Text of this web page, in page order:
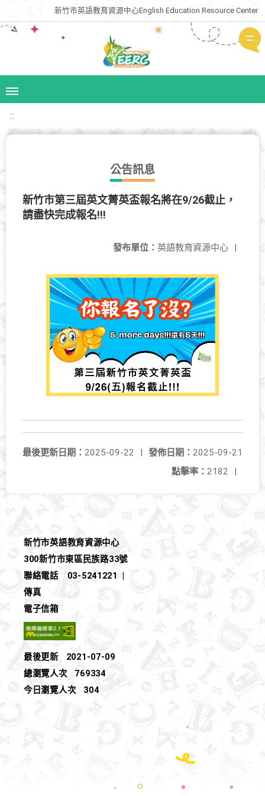
新竹市英語教育資源中心English Education Resource Center
:::
公告訊息
新竹市第三屆英文菁英盃報名將在9/26截止，
請盡快完成報名!!!
發布單位： 英語教育資源中心 |
發佈日期： 2025-09-21
最後更新日期： 2025-09-22
點擊率： 2182
新竹市英語教育資源中心
300新竹市東區民族路33號
聯絡電話
03-5241221
傳真
電子信箱
最後更新
2021-07-09
總瀏覽人次
769334
今日瀏覽人次
304